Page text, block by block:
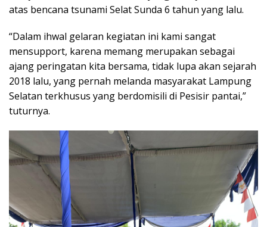
atas bencana tsunami Selat Sunda 6 tahun yang lalu.
“Dalam ihwal gelaran kegiatan ini kami sangat
mensupport, karena memang merupakan sebagai
ajang peringatan kita bersama, tidak lupa akan sejarah
2018 lalu, yang pernah melanda masyarakat Lampung
Selatan terkhusus yang berdomisili di Pesisir pantai,”
tuturnya.